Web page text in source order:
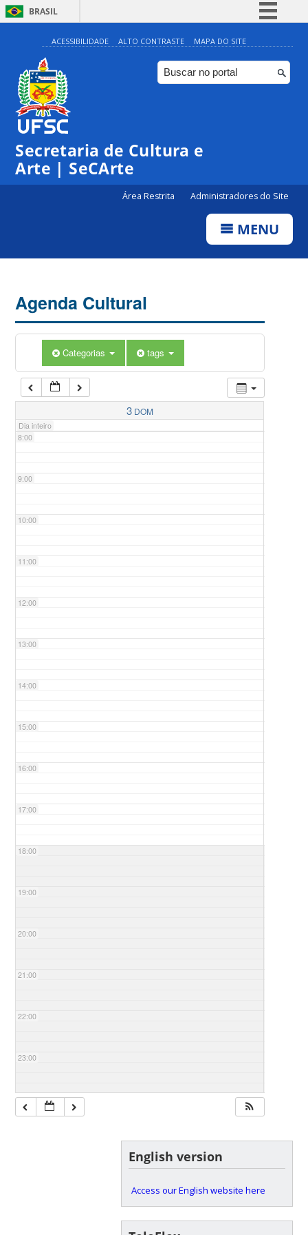
BRASIL
Simplifique!
Comunica BR
Participe
ACESSIBILIDADE ALTO CONTRASTE MAPA DO SITE
Secretaria de Cultura e
Arte | SeCArte
Área Restrita Administradores do Site
MENU
Agenda Cultural
Categorias tags
3 DOM
Dia inteiro
0:00
1:00
5:00
7:00
8:00
9:00
10:00
11:00
12:00
13:00
14:00
15:00
16:00
17:00
18:00
19:00
20:00
21:00
22:00
23:00
English version
Access our English website here